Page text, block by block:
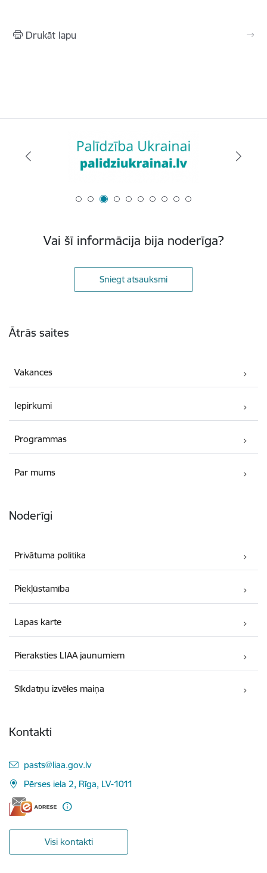
Drukāt lapu
Vai šī informācija bija noderīga?
Sniegt atsauksmi
Ātrās saites
Vakances
Iepirkumi
Programmas
Par mums
Noderīgi
Privātuma politika
Piekļūstamība
Lapas karte
Pieraksties LIAA jaunumiem
Sīkdatņu izvēles maiņa
Kontakti
E-pasts:
pasts@liaa.gov.lv
Pērses iela 2, Rīga, LV-1011
Visi kontakti